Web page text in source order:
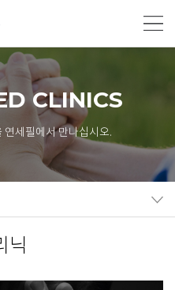
CLINICS
연세필에서 만나십시오.
닉